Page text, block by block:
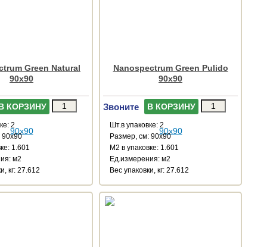
Green Natural
90x90
КОРЗИНУ
2
90x90
1.601
м2
кг: 27.612
Nanospectrum Green Pulido
90x90
Звоните В КОРЗИНУ
Шт.в упаковке: 2
Размер, см: 90x90
М2 в упаковке: 1.601
Ед.измерения: м2
Веc упаковки, кг: 27.612